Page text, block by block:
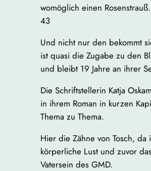
womöglich einen
43
Und nicht nur den bekommt
ist quasi die Zugabe zu den
und bleibt 19 Jahre an ihrer
Die Schriftstellerin Katja
in ihrem Roman in kurzen
Thema zu Thema.
Hier die Zähne von Tosch, da
körperliche Lust und zuvor
Vatersein des GMD.